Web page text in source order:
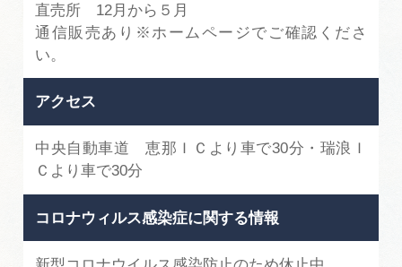
直売所 12月から５月
通信販売あり※ホームページでご確認くださ
い。
アクセス
中央自動車道 恵那ＩＣより車で30分・瑞浪Ｉ
Ｃより車で30分
コロナウィルス感染症に関する情報